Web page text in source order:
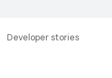
Developer stories